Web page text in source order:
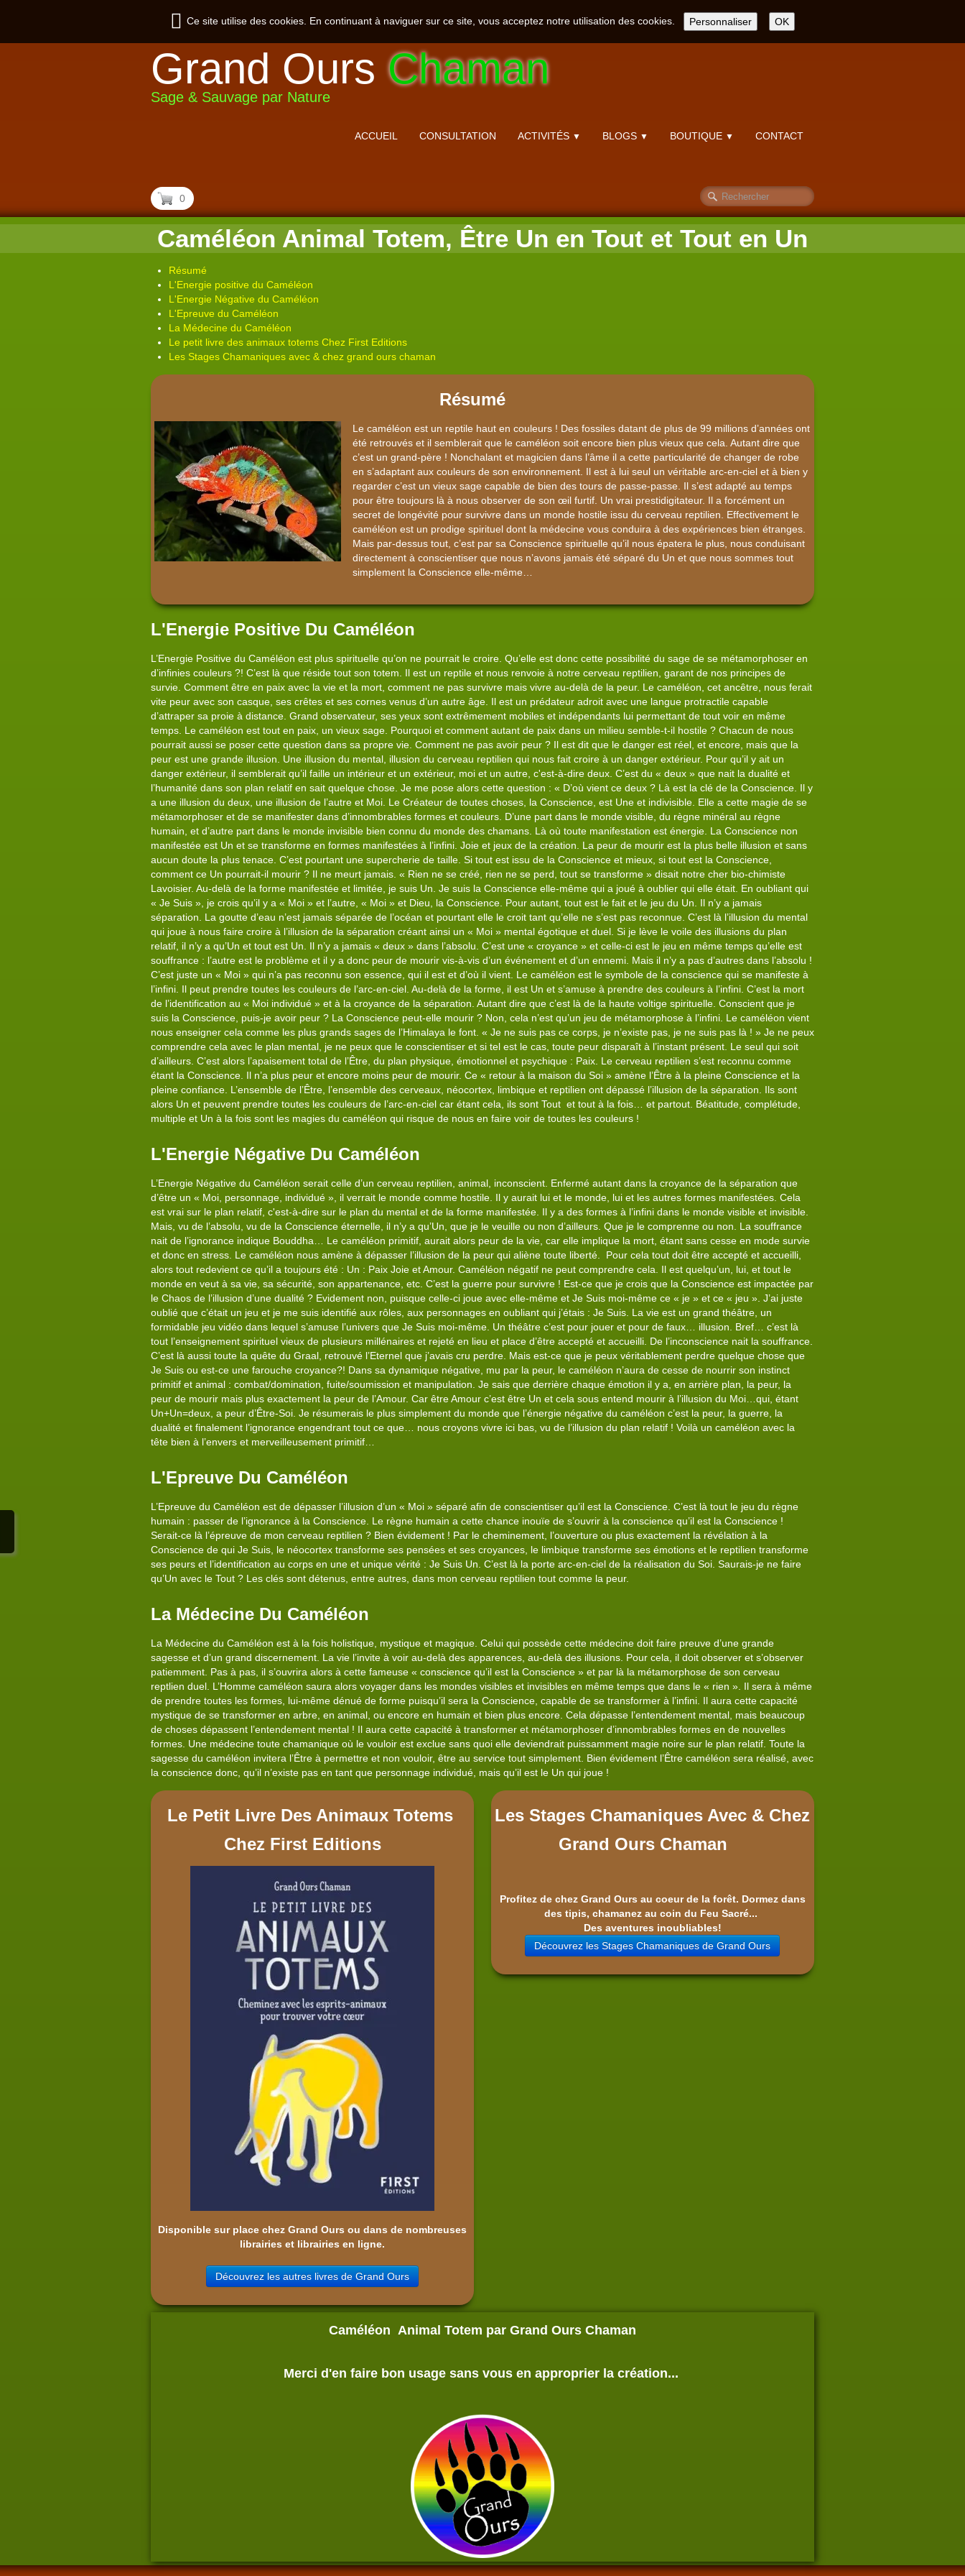
Ce site utilise des cookies. En continuant à naviguer sur ce site, vous acceptez notre utilisation des cookies. Personnaliser OK
Grand OursChaman
Sage & Sauvage par Nature
ACCUEIL CONSULTATION ACTIVITÉS ▼ BLOGS ▼ BOUTIQUE ▼ CONTACT
0
Caméléon Animal Totem, Être Un en Tout et Tout en Un
Résumé
L'Energie positive du Caméléon
L'Energie Négative du Caméléon
L'Epreuve du Caméléon
La Médecine du Caméléon
Le petit livre des animaux totems Chez First Editions
Les Stages Chamaniques avec & chez grand ours chaman
Résumé
Le caméléon est un reptile haut en couleurs ! Des fossiles datant de plus de 99 millions d’années ont
été retrouvés et il semblerait que le caméléon soit encore bien plus vieux que cela. Autant dire que
c’est un grand-père ! Nonchalant et magicien dans l’âme il a cette particularité de changer de robe
en s’adaptant aux couleurs de son environnement. Il est à lui seul un véritable arc-en-ciel et à bien y
regarder c’est un vieux sage capable de bien des tours de passe-passe. Il s’est adapté au temps
pour être toujours là à nous observer de son œil furtif. Un vrai prestidigitateur. Il a forcément un
secret de longévité pour survivre dans un monde hostile issu du cerveau reptilien. Effectivement le
caméléon est un prodige spirituel dont la médecine vous conduira à des expériences bien étranges.
Mais par-dessus tout, c’est par sa Conscience spirituelle qu’il nous épatera le plus, nous conduisant
directement à conscientiser que nous n’avons jamais été séparé du Un et que nous sommes tout
simplement la Conscience elle-même…
L'Energie Positive Du Caméléon
L’Energie Positive du Caméléon est plus spirituelle qu’on ne pourrait le croire. Qu’elle est donc cette possibilité du sage de se métamorphoser en
d’infinies couleurs ?! C’est là que réside tout son totem. Il est un reptile et nous renvoie à notre cerveau reptilien, garant de nos principes de
survie. Comment être en paix avec la vie et la mort, comment ne pas survivre mais vivre au-delà de la peur. Le caméléon, cet ancêtre, nous ferait
vite peur avec son casque, ses crêtes et ses cornes venus d’un autre âge. Il est un prédateur adroit avec une langue protractile capable
d’attraper sa proie à distance. Grand observateur, ses yeux sont extrêmement mobiles et indépendants lui permettant de tout voir en même
temps. Le caméléon est tout en paix, un vieux sage. Pourquoi et comment autant de paix dans un milieu semble-t-il hostile ? Chacun de nous
pourrait aussi se poser cette question dans sa propre vie. Comment ne pas avoir peur ? Il est dit que le danger est réel, et encore, mais que la
peur est une grande illusion. Une illusion du mental, illusion du cerveau reptilien qui nous fait croire à un danger extérieur. Pour qu’il y ait un
danger extérieur, il semblerait qu’il faille un intérieur et un extérieur, moi et un autre, c'est-à-dire deux. C’est du « deux » que nait la dualité et
l’humanité dans son plan relatif en sait quelque chose. Je me pose alors cette question : « D’où vient ce deux ? Là est la clé de la Conscience. Il y
a une illusion du deux, une illusion de l’autre et Moi. Le Créateur de toutes choses, la Conscience, est Une et indivisible. Elle a cette magie de se
métamorphoser et de se manifester dans d’innombrables formes et couleurs. D’une part dans le monde visible, du règne minéral au règne
humain, et d’autre part dans le monde invisible bien connu du monde des chamans. Là où toute manifestation est énergie. La Conscience non
manifestée est Un et se transforme en formes manifestées à l’infini. Joie et jeux de la création. La peur de mourir est la plus belle illusion et sans
aucun doute la plus tenace. C’est pourtant une supercherie de taille. Si tout est issu de la Conscience et mieux, si tout est la Conscience,
comment ce Un pourrait-il mourir ? Il ne meurt jamais. « Rien ne se créé, rien ne se perd, tout se transforme » disait notre cher bio-chimiste
Lavoisier. Au-delà de la forme manifestée et limitée, je suis Un. Je suis la Conscience elle-même qui a joué à oublier qui elle était. En oubliant qui
« Je Suis », je crois qu’il y a « Moi » et l’autre, « Moi » et Dieu, la Conscience. Pour autant, tout est le fait et le jeu du Un. Il n’y a jamais
séparation. La goutte d’eau n’est jamais séparée de l’océan et pourtant elle le croit tant qu’elle ne s’est pas reconnue. C’est là l’illusion du mental
qui joue à nous faire croire à l’illusion de la séparation créant ainsi un « Moi » mental égotique et duel. Si je lève le voile des illusions du plan
relatif, il n’y a qu’Un et tout est Un. Il n’y a jamais « deux » dans l’absolu. C’est une « croyance » et celle-ci est le jeu en même temps qu’elle est
souffrance : l’autre est le problème et il y a donc peur de mourir vis-à-vis d’un événement et d’un ennemi. Mais il n’y a pas d’autres dans l’absolu !
C’est juste un « Moi » qui n’a pas reconnu son essence, qui il est et d’où il vient. Le caméléon est le symbole de la conscience qui se manifeste à
l’infini. Il peut prendre toutes les couleurs de l’arc-en-ciel. Au-delà de la forme, il est Un et s’amuse à prendre des couleurs à l’infini. C’est la mort
de l’identification au « Moi individué » et à la croyance de la séparation. Autant dire que c’est là de la haute voltige spirituelle. Conscient que je
suis la Conscience, puis-je avoir peur ? La Conscience peut-elle mourir ? Non, cela n’est qu’un jeu de métamorphose à l’infini. Le caméléon vient
nous enseigner cela comme les plus grands sages de l’Himalaya le font. « Je ne suis pas ce corps, je n’existe pas, je ne suis pas là ! » Je ne peux
comprendre cela avec le plan mental, je ne peux que le conscientiser et si tel est le cas, toute peur disparaît à l’instant présent. Le seul qui soit
d’ailleurs. C’est alors l’apaisement total de l’Être, du plan physique, émotionnel et psychique : Paix. Le cerveau reptilien s’est reconnu comme
étant la Conscience. Il n’a plus peur et encore moins peur de mourir. Ce « retour à la maison du Soi » amène l’Être à la pleine Conscience et la
pleine confiance. L’ensemble de l’Être, l’ensemble des cerveaux, néocortex, limbique et reptilien ont dépassé l’illusion de la séparation. Ils sont
alors Un et peuvent prendre toutes les couleurs de l’arc-en-ciel car étant cela, ils sont Tout et tout à la fois… et partout. Béatitude, complétude,
multiple et Un à la fois sont les magies du caméléon qui risque de nous en faire voir de toutes les couleurs !
L'Energie Négative Du Caméléon
L’Energie Négative du Caméléon serait celle d’un cerveau reptilien, animal, inconscient. Enfermé autant dans la croyance de la séparation que
d’être un « Moi, personnage, individué », il verrait le monde comme hostile. Il y aurait lui et le monde, lui et les autres formes manifestées. Cela
est vrai sur le plan relatif, c'est-à-dire sur le plan du mental et de la forme manifestée. Il y a des formes à l’infini dans le monde visible et invisible.
Mais, vu de l’absolu, vu de la Conscience éternelle, il n’y a qu’Un, que je le veuille ou non d’ailleurs. Que je le comprenne ou non. La souffrance
nait de l’ignorance indique Bouddha… Le caméléon primitif, aurait alors peur de la vie, car elle implique la mort, étant sans cesse en mode survie
et donc en stress. Le caméléon nous amène à dépasser l’illusion de la peur qui aliène toute liberté. Pour cela tout doit être accepté et accueilli,
alors tout redevient ce qu’il a toujours été : Un : Paix Joie et Amour. Caméléon négatif ne peut comprendre cela. Il est quelqu’un, lui, et tout le
monde en veut à sa vie, sa sécurité, son appartenance, etc. C’est la guerre pour survivre ! Est-ce que je crois que la Conscience est impactée par
le Chaos de l’illusion d’une dualité ? Evidement non, puisque celle-ci joue avec elle-même et Je Suis moi-même ce « je » et ce « jeu ». J’ai juste
oublié que c’était un jeu et je me suis identifié aux rôles, aux personnages en oubliant qui j’étais : Je Suis. La vie est un grand théâtre, un
formidable jeu vidéo dans lequel s’amuse l’univers que Je Suis moi-même. Un théâtre c’est pour jouer et pour de faux… illusion. Bref… c’est là
tout l’enseignement spirituel vieux de plusieurs millénaires et rejeté en lieu et place d’être accepté et accueilli. De l’inconscience nait la souffrance.
C’est là aussi toute la quête du Graal, retrouvé l’Eternel que j’avais cru perdre. Mais est-ce que je peux véritablement perdre quelque chose que
Je Suis ou est-ce une farouche croyance?! Dans sa dynamique négative, mu par la peur, le caméléon n’aura de cesse de nourrir son instinct
primitif et animal : combat/domination, fuite/soumission et manipulation. Je sais que derrière chaque émotion il y a, en arrière plan, la peur, la
peur de mourir mais plus exactement la peur de l’Amour. Car être Amour c’est être Un et cela sous entend mourir à l’illusion du Moi…qui, étant
Un+Un=deux, a peur d’Être-Soi. Je résumerais le plus simplement du monde que l’énergie négative du caméléon c’est la peur, la guerre, la
dualité et finalement l’ignorance engendrant tout ce que… nous croyons vivre ici bas, vu de l’illusion du plan relatif ! Voilà un caméléon avec la
tête bien à l’envers et merveilleusement primitif…
L'Epreuve Du Caméléon
L’Epreuve du Caméléon est de dépasser l’illusion d’un « Moi » séparé afin de conscientiser qu’il est la Conscience. C’est là tout le jeu du règne
humain : passer de l’ignorance à la Conscience. Le règne humain a cette chance inouïe de s’ouvrir à la conscience qu’il est la Conscience !
Serait-ce là l’épreuve de mon cerveau reptilien ? Bien évidement ! Par le cheminement, l’ouverture ou plus exactement la révélation à la
Conscience de qui Je Suis, le néocortex transforme ses pensées et ses croyances, le limbique transforme ses émotions et le reptilien transforme
ses peurs et l’identification au corps en une et unique vérité : Je Suis Un. C’est là la porte arc-en-ciel de la réalisation du Soi. Saurais-je ne faire
qu’Un avec le Tout ? Les clés sont détenus, entre autres, dans mon cerveau reptilien tout comme la peur.
La Médecine Du Caméléon
La Médecine du Caméléon est à la fois holistique, mystique et magique. Celui qui possède cette médecine doit faire preuve d’une grande
sagesse et d’un grand discernement. La vie l’invite à voir au-delà des apparences, au-delà des illusions. Pour cela, il doit observer et s’observer
patiemment. Pas à pas, il s’ouvrira alors à cette fameuse « conscience qu’il est la Conscience » et par là la métamorphose de son cerveau
reptlien duel. L’Homme caméléon saura alors voyager dans les mondes visibles et invisibles en même temps que dans le « rien ». Il sera à même
de prendre toutes les formes, lui-même dénué de forme puisqu’il sera la Conscience, capable de se transformer à l’infini. Il aura cette capacité
mystique de se transformer en arbre, en animal, ou encore en humain et bien plus encore. Cela dépasse l’entendement mental, mais beaucoup
de choses dépassent l’entendement mental ! Il aura cette capacité à transformer et métamorphoser d’innombrables formes en de nouvelles
formes. Une médecine toute chamanique où le vouloir est exclue sans quoi elle deviendrait puissamment magie noire sur le plan relatif. Toute la
sagesse du caméléon invitera l’Être à permettre et non vouloir, être au service tout simplement. Bien évidement l’Être caméléon sera réalisé, avec
la conscience donc, qu’il n’existe pas en tant que personnage individué, mais qu’il est le Un qui joue !
Le Petit Livre Des Animaux Totems
Chez First Editions
Disponible sur place chez Grand Ours ou dans de nombreuses
librairies et librairies en ligne.
Découvrez les autres livres de Grand Ours
Les Stages Chamaniques Avec & Chez
Grand Ours Chaman
Profitez de chez Grand Ours au coeur de la forêt. Dormez dans
des tipis, chamanez au coin du Feu Sacré...
Des aventures inoubliables!
Découvrez les Stages Chamaniques de Grand Ours
Caméléon Animal Totem par Grand Ours Chaman
Merci d'en faire bon usage sans vous en approprier la création...